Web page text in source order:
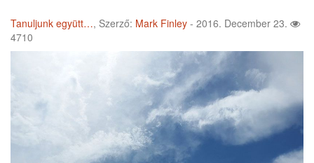
Tanuljunk együtt…, Szerző: Mark Finley - 2016. December 23.
4710